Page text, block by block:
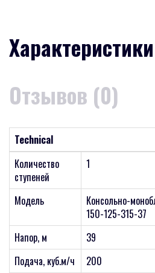
Характеристики
Отзывов (0)
Technical
Количество
ступеней
1
Модель
Консольно-
150-125-315-37
Напор, м
39
Подача, куб.м/ч
200